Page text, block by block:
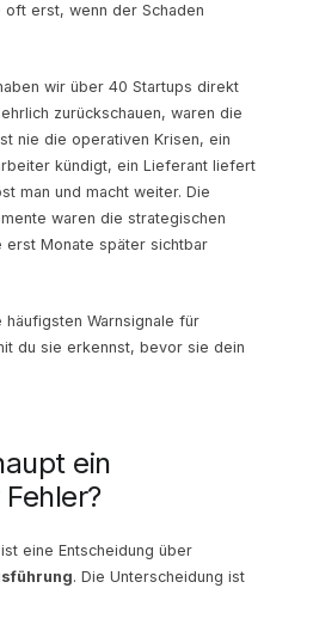
erst, wenn der Schaden
wir über 40 Startups direkt
zurückschauen, waren die
nie die operativen Krisen, ein
kündigt, ein Lieferant liefert
man und macht weiter. Die
waren die strategischen
erst Monate später sichtbar
Warnsignale für
du sie erkennst, bevor sie dein
ein
eine Entscheidung über
. Die Unterscheidung ist